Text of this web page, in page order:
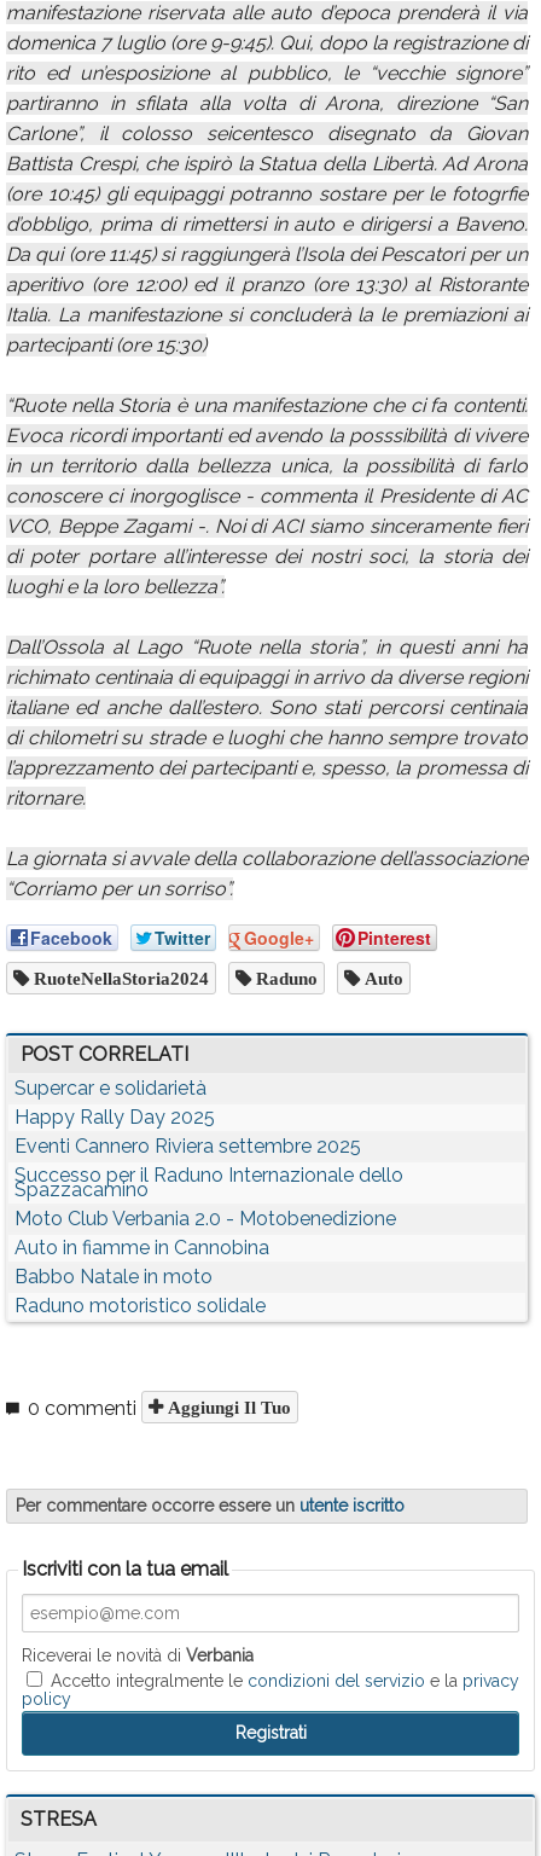
manifestazione riservata alle auto d’epoca prenderà il via
domenica 7 luglio (ore 9-9:45). Qui, dopo la registrazione di
rito ed un’esposizione al pubblico, le “vecchie signore”
partiranno in sfilata alla volta di Arona, direzione “San
Carlone”, il colosso seicentesco disegnato da Giovan
Battista Crespi, che ispirò la Statua della Libertà. Ad Arona
(ore 10:45) gli equipaggi potranno sostare per le fotogrfie
d’obbligo, prima di rimettersi in auto e dirigersi a Baveno.
Da qui (ore 11:45) si raggiungerà l’Isola dei Pescatori per un
aperitivo (ore 12:00) ed il pranzo (ore 13:30) al Ristorante
Italia. La manifestazione si concluderà la le premiazioni ai
partecipanti (ore 15:30)
“Ruote nella Storia è una manifestazione che ci fa contenti.
Evoca ricordi importanti ed avendo la posssibilità di vivere
in un territorio dalla bellezza unica, la possibilità di farlo
conoscere ci inorgoglisce - commenta il Presidente di AC
VCO, Beppe Zagami -. Noi di ACI siamo sinceramente fieri
di poter portare all’interesse dei nostri soci, la storia dei
luoghi e la loro bellezza”.
Dall’Ossola al Lago “Ruote nella storia”, in questi anni ha
richimato centinaia di equipaggi in arrivo da diverse regioni
italiane ed anche dall’estero. Sono stati percorsi centinaia
di chilometri su strade e luoghi che hanno sempre trovato
l’apprezzamento dei partecipanti e, spesso, la promessa di
ritornare.
La giornata si avvale della collaborazione dell’associazione
“Corriamo per un sorriso”.
Facebook Twitter Google+ Pinterest
RuoteNellaStoria2024 Raduno Auto
POST CORRELATI
Supercar e solidarietà
Happy Rally Day 2025
Eventi Cannero Riviera settembre 2025
Successo per il Raduno Internazionale dello
Spazzacamino
Moto Club Verbania 2.0 - Motobenedizione
Auto in fiamme in Cannobina
Babbo Natale in moto
Raduno motoristico solidale
0 commenti Aggiungi Il Tuo
Per commentare occorre essere un utente iscritto
Iscriviti con la tua email
Riceverai le novità di Verbania
Accetto integralmente le condizioni del servizio e la privacy
policy
STRESA